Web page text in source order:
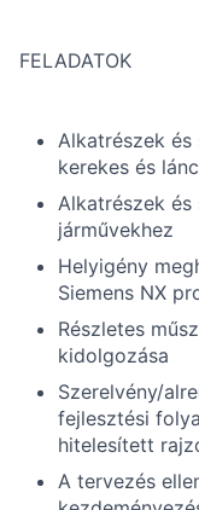
FELADATOK
Alkatrészek
kerekes és
Alkatrészek és
járművekhez
Helyigény
Siemens NX
Részletes
kidolgozása
Szerelvény/
fejlesztési
hitelesített
A tervezés